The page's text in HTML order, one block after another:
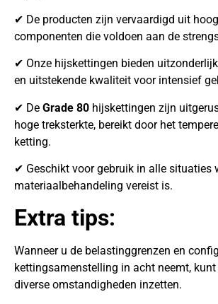
✔ De producten zijn vervaardigd uit
componenten die voldoen aan de
✔ Onze hijskettingen bieden
en uitstekende kwaliteit voor intensief
✔ De Grade 80 hijskettingen zijn
hoge treksterkte, bereikt door het
ketting.
✔ Geschikt voor gebruik in alle situaties
materiaalbehandeling vereist is.
Extra tips:
Wanneer u de belastinggrenzen en
kettingsamenstelling in acht neemt,
diverse omstandigheden inzetten.